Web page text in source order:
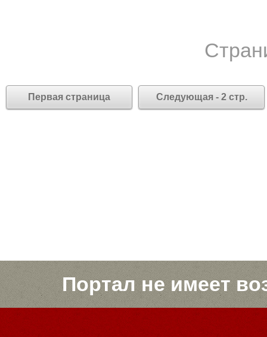
Первая страница Следующая - 2 стр.
Портал не имеет